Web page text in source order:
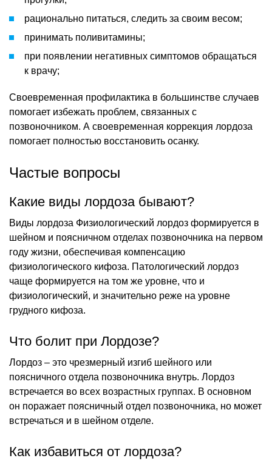
рационально питаться, следить за своим весом;
принимать поливитамины;
при появлении негативных симптомов обращаться
к врачу;
Своевременная профилактика в большинстве случаев
помогает избежать проблем, связанных с
позвоночником. А своевременная коррекция лордоза
помогает полностью восстановить осанку.
Частые вопросы
Какие виды лордоза бывают?
Виды лордоза Физиологический лордоз формируется в
шейном и поясничном отделах позвоночника на первом
году жизни, обеспечивая компенсацию
физиологического кифоза. Патологический лордоз
чаще формируется на том же уровне, что и
физиологический, и значительно реже на уровне
грудного кифоза.
Что болит при Лордозе?
Лордоз – это чрезмерный изгиб шейного или
поясничного отдела позвоночника внутрь. Лордоз
встречается во всех возрастных группах. В основном
он поражает поясничный отдел позвоночника, но может
встречаться и в шейном отделе.
Как избавиться от лордоза?